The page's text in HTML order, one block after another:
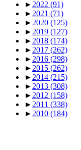
► 2022 (91)
► 2021 (71)
► 2020 (125)
► 2019 (127)
► 2018 (174)
► 2017 (262)
► 2016 (298)
► 2015 (262)
► 2014 (215)
► 2013 (308)
► 2012 (158)
► 2011 (338)
► 2010 (184)